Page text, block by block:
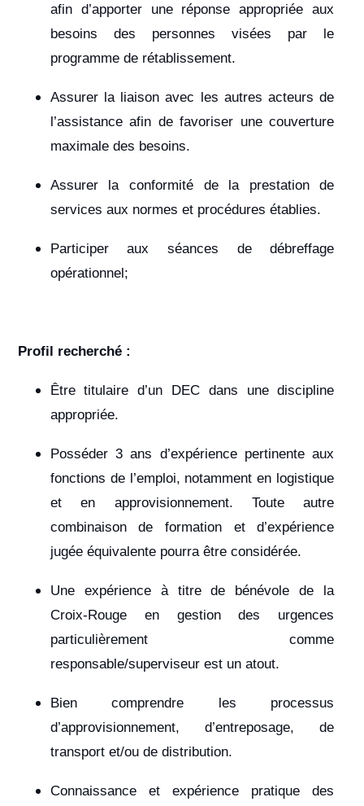
afin d’apporter une réponse appropriée aux
besoins des personnes visées par le
programme de rétablissement.
Assurer la liaison avec les autres acteurs de
l’assistance afin de favoriser une couverture
maximale des besoins.
Assurer la conformité de la prestation de
services aux normes et procédures établies.
Participer aux séances de débreffage
opérationnel;
Profil recherché :
Être titulaire d’un DEC dans une discipline
appropriée.
Posséder 3 ans d’expérience pertinente aux
fonctions de l’emploi, notamment en logistique
et en approvisionnement. Toute autre
combinaison de formation et d’expérience
jugée équivalente pourra être considérée.
Une expérience à titre de bénévole de la
Croix-Rouge en gestion des urgences
particulièrement comme
responsable/superviseur est un atout.
Bien comprendre les processus
d’approvisionnement, d’entreposage, de
transport et/ou de distribution.
Connaissance et expérience pratique des